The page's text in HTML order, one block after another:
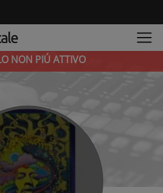
NON PIÚ ATTIVO